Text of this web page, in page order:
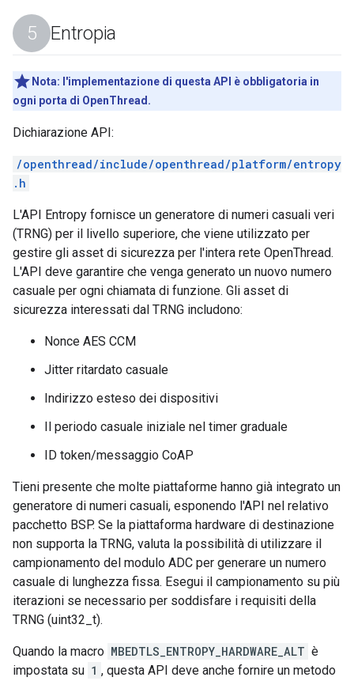
Entropia
Nota: l'implementazione di questa API è obbligatoria in
ogni porta di OpenThread.
Dichiarazione API:
/openthread/include/openthread/platform/entropy
.h
L'API Entropy fornisce un generatore di numeri casuali veri
(TRNG) per il livello superiore, che viene utilizzato per
gestire gli asset di sicurezza per l'intera rete OpenThread.
L'API deve garantire che venga generato un nuovo numero
casuale per ogni chiamata di funzione. Gli asset di
sicurezza interessati dal TRNG includono:
Nonce AES CCM
Jitter ritardato casuale
Indirizzo esteso dei dispositivi
Il periodo casuale iniziale nel timer graduale
ID token/messaggio CoAP
Tieni presente che molte piattaforme hanno già integrato un
generatore di numeri casuali, esponendo l'API nel relativo
pacchetto BSP. Se la piattaforma hardware di destinazione
non supporta la TRNG, valuta la possibilità di utilizzare il
campionamento del modulo ADC per generare un numero
casuale di lunghezza fissa. Esegui il campionamento su più
iterazioni se necessario per soddisfare i requisiti della
TRNG (uint32_t).
Quando la macro MBEDTLS_ENTROPY_HARDWARE_ALT è
impostata su 1 , questa API deve anche fornire un metodo